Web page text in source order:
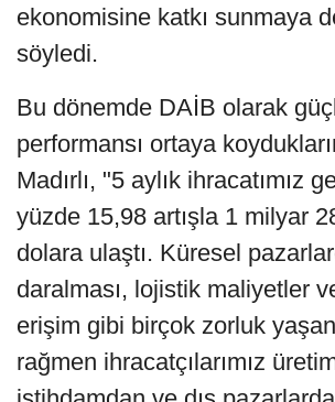
ekonomisine katkı sunmaya
söyledi.
Bu dönemde DAİB olarak
performansı ortaya
Madırlı, "5 aylık ihracatımız
yüzde 15,98 artışla 1 milyar
dolara ulaştı. Küresel
daralması, lojistik maliyetler
erişim gibi birçok zorluk
rağmen ihracatçılarımız